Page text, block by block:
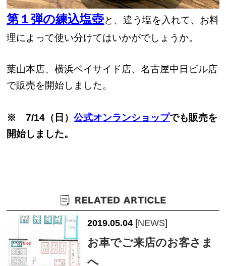
第１弾の練込塩壺と、違う塩を入れて、お料
理によって使い分けてはいかがでしょうか。
葉山本店、横浜ベイサイド店、名古屋中日ビル店
で販売を開始しました。
※ 7/14（日）公式オンランショップでも販売を
開始しました。
2019.05.04 [NEWS]
お車でご来店のお客さま
へ